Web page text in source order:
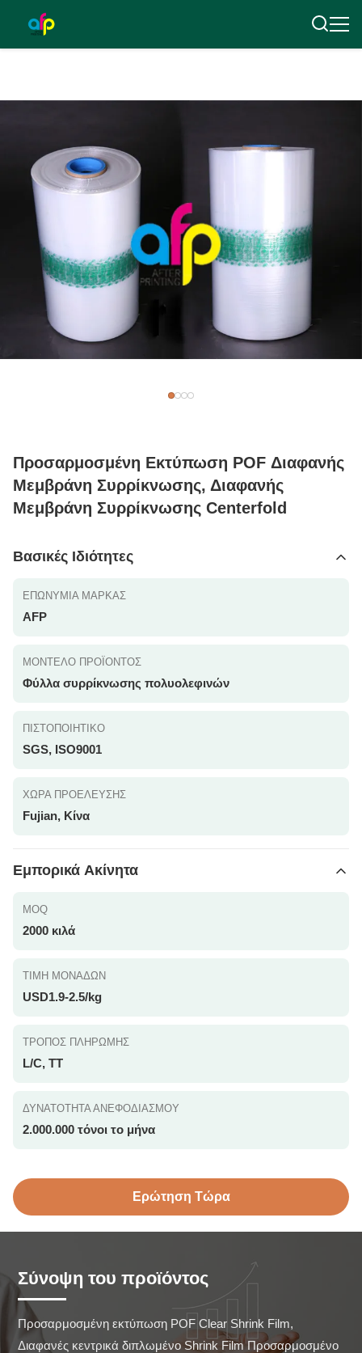
Προσαρμοσμένη Εκτύπωση POF Διαφανής
Μεμβράνη Συρρίκνωσης, Διαφανής
Μεμβράνη Συρρίκνωσης Centerfold
Βασικές Ιδιότητες
ΕΠΩΝΥΜΊΑ ΜΆΡΚΑΣ
AFP
ΜΟΝΤΈΛΟ ΠΡΟΪΌΝΤΟΣ
Φύλλα συρρίκνωσης πολυολεφινών
ΠΙΣΤΟΠΟΙΗΤΙΚΌ
SGS, ISO9001
ΧΏΡΑ ΠΡΟΈΛΕΥΣΗΣ
Fujian, Κίνα
Εμπορικά Ακίνητα
MOQ
2000 κιλά
ΤΙΜΉ ΜΟΝΆΔΩΝ
USD1.9-2.5/kg
ΤΡΌΠΟΣ ΠΛΗΡΩΜΉΣ
L/C, TT
ΔΥΝΑΤΌΤΗΤΑ ΑΝΕΦΟΔΙΑΣΜΟΎ
2.000.000 τόνοι το μήνα
Ερώτηση Τώρα
Σύνοψη του προϊόντος
Προσαρμοσμένη εκτύπωση POF Clear Shrink Film,
Διαφανές κεντρικά διπλωμένο Shrink Film Προσαρμοσμένο